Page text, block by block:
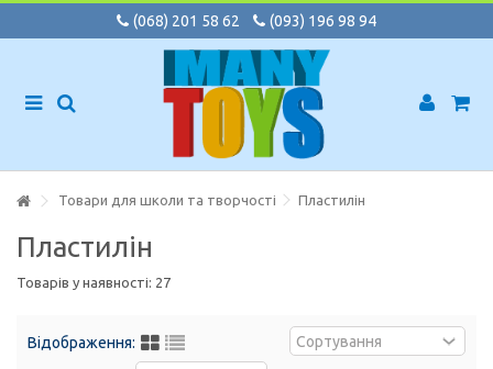
(068) 201 58 62 (093) 196 98 94
Товари для школи та творчості Пластилін
Пластилін
Товарів у наявності: 27
Відображення: